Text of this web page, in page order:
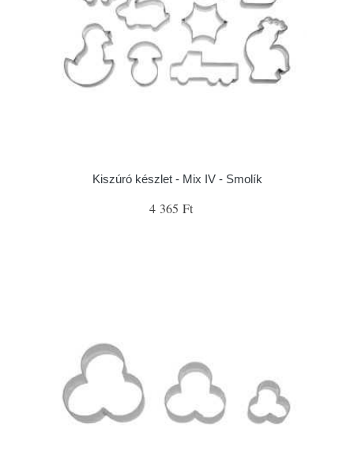
Kiszúró készlet - Mix IV - Smolík
4 365 Ft